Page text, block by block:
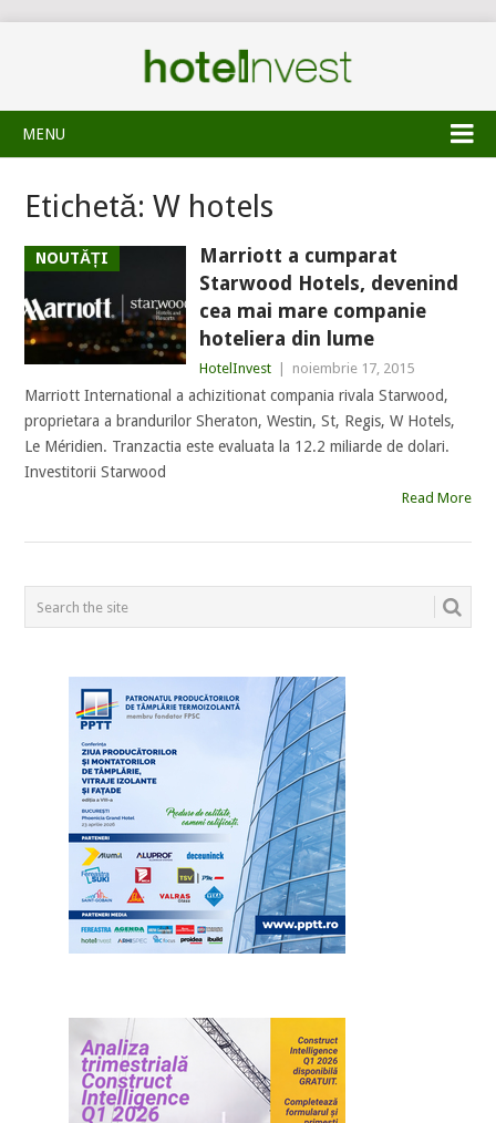
MENU
Etichetă:W hotels
NOUTĂȚI
Marriott a cumparat
Starwood Hotels, devenind
cea mai mare companie
hoteliera din lume
HotelInvest noiembrie 17, 2015
Marriott International a achizitionat compania rivala Starwood,
proprietara a brandurilor Sheraton, Westin, St, Regis, W Hotels,
Le Méridien. Tranzactia este evaluata la 12.2 miliarde de dolari.
Investitorii Starwood
Read More
POSTS
NAVIGATION